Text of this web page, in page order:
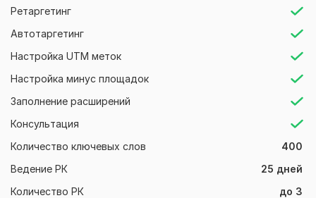
Ретаргетинг
Автотаргетинг
Настройка UTM меток
Настройка минус площадок
Заполнение расширений
Консультация
Количество ключевых слов
400
Ведение РК
25 дней
Количество РК
до 3
• Подбор наиболее релевантных ключевых слов и
мотивируют на действие.
4. Настройка ретаргетинга и автотаргетинга:
• Возврат пользователей, которые уже посещали ваш
сайт, и привлечение новых через автоматическое